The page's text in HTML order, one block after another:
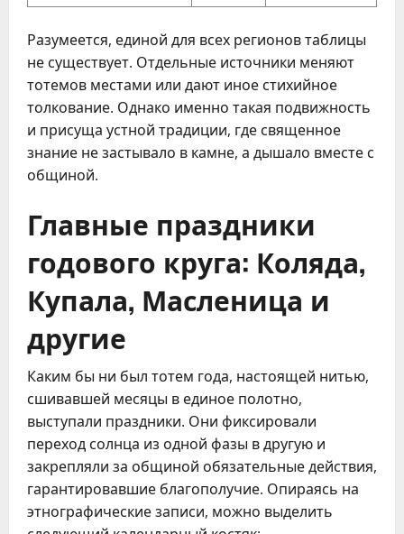
Разумеется, единой для всех регионов таблицы
не существует. Отдельные источники меняют
тотемов местами или дают иное стихийное
толкование. Однако именно такая подвижность
и присуща устной традиции, где священное
знание не застывало в камне, а дышало вместе с
общиной.
Главные праздники
годового круга: Коляда,
Купала, Масленица и
другие
Каким бы ни был тотем года, настоящей нитью,
сшивавшей месяцы в единое полотно,
выступали праздники. Они фиксировали
переход солнца из одной фазы в другую и
закрепляли за общиной обязательные действия,
гарантировавшие благополучие. Опираясь на
этнографические записи, можно выделить